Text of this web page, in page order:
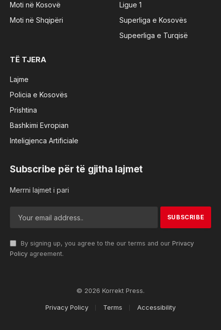
Moti në Kosovë
Moti në Shqipëri
Ligue 1
Superliga e Kosovës
Supeerliga e Turqisë
TË TJERA
Lajme
Policia e Kosovës
Prishtina
Bashkimi Evropian
Inteligjenca Artificiale
Subscribe për të gjitha lajmet
Merrni lajmet i pari
By signing up, you agree to the our terms and our Privacy
Policy agreement.
© 2026 Korrekt Press.
Privacy Policy Terms Accessibility